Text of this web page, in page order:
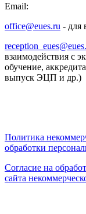
Email:
office@eues.ru - для
взаимодействия с
обучение,
выпуск ЭЦП и др.)
Политика
обработки
Согласие на
сайта